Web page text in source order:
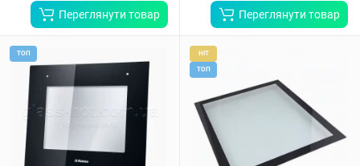
Переглянути товар Переглянути товар
ТОП HIT
ТОП